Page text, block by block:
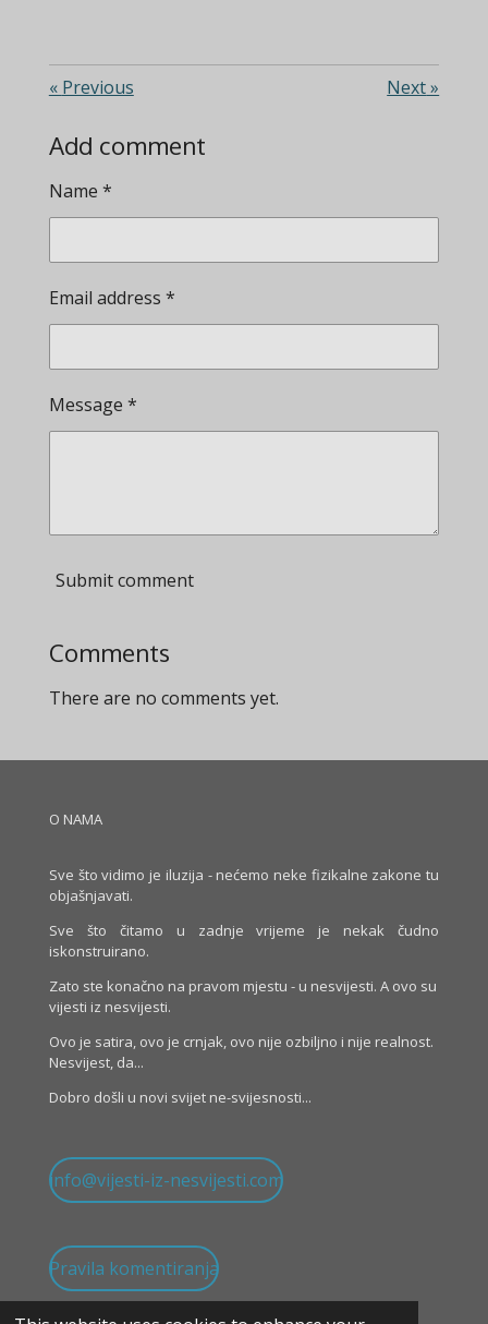
« Previous Next»
Add comment
Name *
Email address *
Message *
Submit comment
Comments
There are no comments yet.
O NAMA
Sve što vidimo je iluzija - nećemo neke fizikalne zakone tu
objašnjavati.
Sve što čitamo u zadnje vrijeme je nekak čudno
iskonstruirano.
Zato ste konačno na pravom mjestu - u nesvijesti. A ovo su
vijesti iz nesvijesti.
Ovo je satira, ovo je crnjak, ovo nije ozbiljno i nije realnost.
Nesvijest, da...
Dobro došli u novi svijet ne-svijesnosti...
info@vijesti-iz-nesvijesti.com
Pravila komentiranja